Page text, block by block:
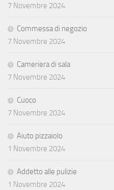
7 Novembre 2024
Commessa di negozio
7 Novembre 2024
Cameriera di sala
7 Novembre 2024
Cuoco
7 Novembre 2024
Aiuto pizzaiolo
1 Novembre 2024
Addetto alle pulizie
1 Novembre 2024